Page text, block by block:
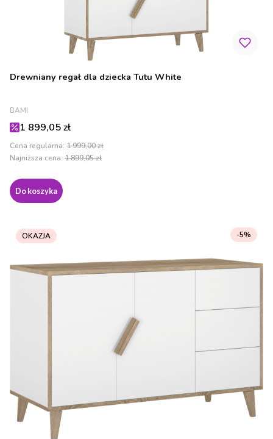
Drewniany regał dla dziecka Tutu White
PRODUCENT
BAMI
Cena promocyjna
1 899,05 zł
Cena regularna: 1 999,00 zł
Najniższa cena: 1 899,05 zł
Do koszyka
OKAZJA -5%